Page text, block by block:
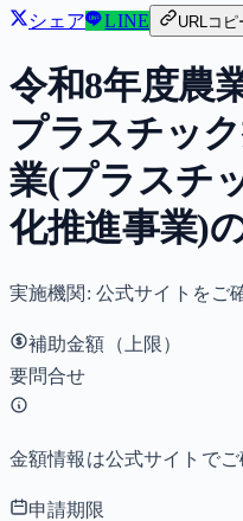
シェア
LINE URLコピ
令和8年度農
プラスチッ
業(プラスチ
化推進事業)
実施機関: 公式サイトをご
補助金額（上限）
要問合せ
金額情報は公式サイトで
申請期限